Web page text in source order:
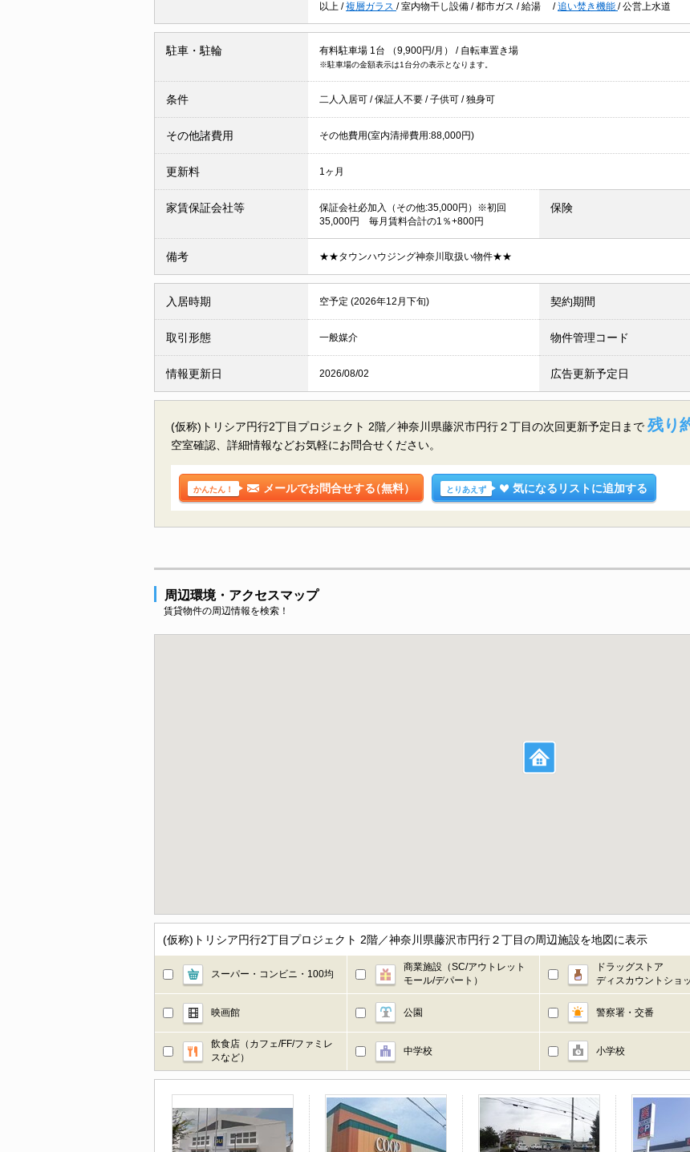
以上 /複層ガラス /室内物干し設備 /都市ガス /給湯 /追い焚き機能 /公営上水道
駐車・駐輪 有料駐車場 1台 （9,900円/月） / 自転車置き場
※駐車場の金額表示は1台分の表示となります。
条件 二人入居可 /保証人不要 /子供可 /独身可
その他諸費用 その他費用(室内清掃費用:88,000円)
更新料 1ヶ月
家賃保証会社等
保証会社必加入（その他:35,000円）※初回
35,000円 毎月賃料合計の1％+800円
保険
備考 ★★タウンハウジング神奈川取扱い物件★★
入居時期 空予定 (2026年12月下旬) 契約期間
取引形態 一般媒介 物件管理コード
情報更新日 2026/08/02 広告更新予定日
(仮称)トリシア円行2丁目プロジェクト 2階／神奈川県藤沢市円行２丁目の次回更新予定日まで 残り
空室確認、詳細情報などお気軽にお問合せください。
かんたん！ メールでお問合せする（無料） とりあえず 気になるリストに追加する
周辺環境・アクセスマップ
賃貸物件の周辺情報を検索！
(仮称)トリシア円行2丁目プロジェクト 2階／神奈川県藤沢市円行２丁目の周辺施設を地図に表示
スーパー・コンビニ・100均
商業施設（SC/アウトレット
モール/デパート）
ドラッグストア
ディスカウントショ
映画館 公園 警察署・交番
飲食店（カフェ/FF/ファミレ
スなど）
中学校 小学校